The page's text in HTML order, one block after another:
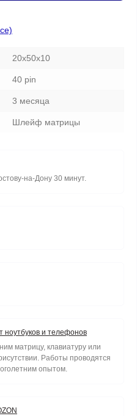
20x50x10
40 pin
3 месяца
Шлейф матрицы
на-Дону 30 минут.
ноутбуков и телефонов
матрицу, клавиатуру или
Работы проводятся
опытом.